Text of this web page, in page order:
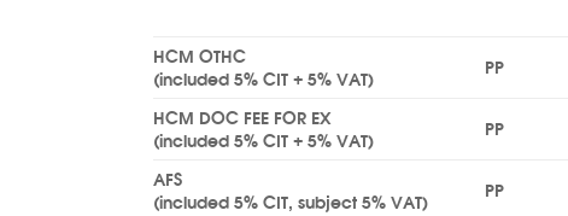
HCM OTHC
(included 5% CIT + 5% VAT)
PP
HCM DOC FEE FOR EX
(included 5% CIT + 5% VAT)
PP
AFS
(included 5% CIT, subject 5% VAT)
PP